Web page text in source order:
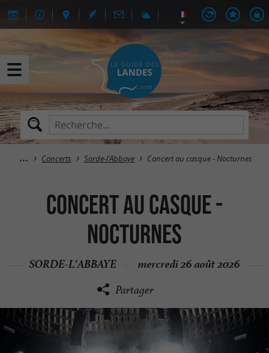
Concerts Sorde-l'Abbaye Concert au casque - Nocturnes
Concert au casque -
Nocturnes
SORDE-L'ABBAYE mercredi 26 août 2026
Partager